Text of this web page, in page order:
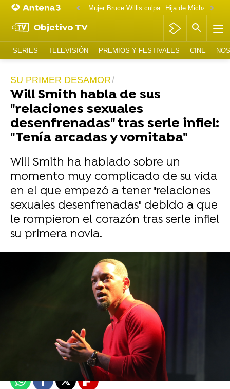
Mujer Bruce Willis culpa
Objetivo TV
SERIES TELEVISIÓN PREMIOS Y FESTIVALES CINE
SU PRIMER DESAMOR
Will Smith habla de sus
"relaciones sexuales
desenfrenadas" tras serle infiel:
"Tenía arcadas y vomitaba"
Will Smith ha hablado sobre un
momento muy complicado de su vida
en el que empezó a tener "relaciones
sexuales desenfrenadas" debido a que
le rompieron el corazón tras serle infiel
su primera novia.
J. Carlos López Ruedas
Madrid
Publicado: 22 de noviembre de 2021, 13:45
WhatsappFacebook
X Flipboard